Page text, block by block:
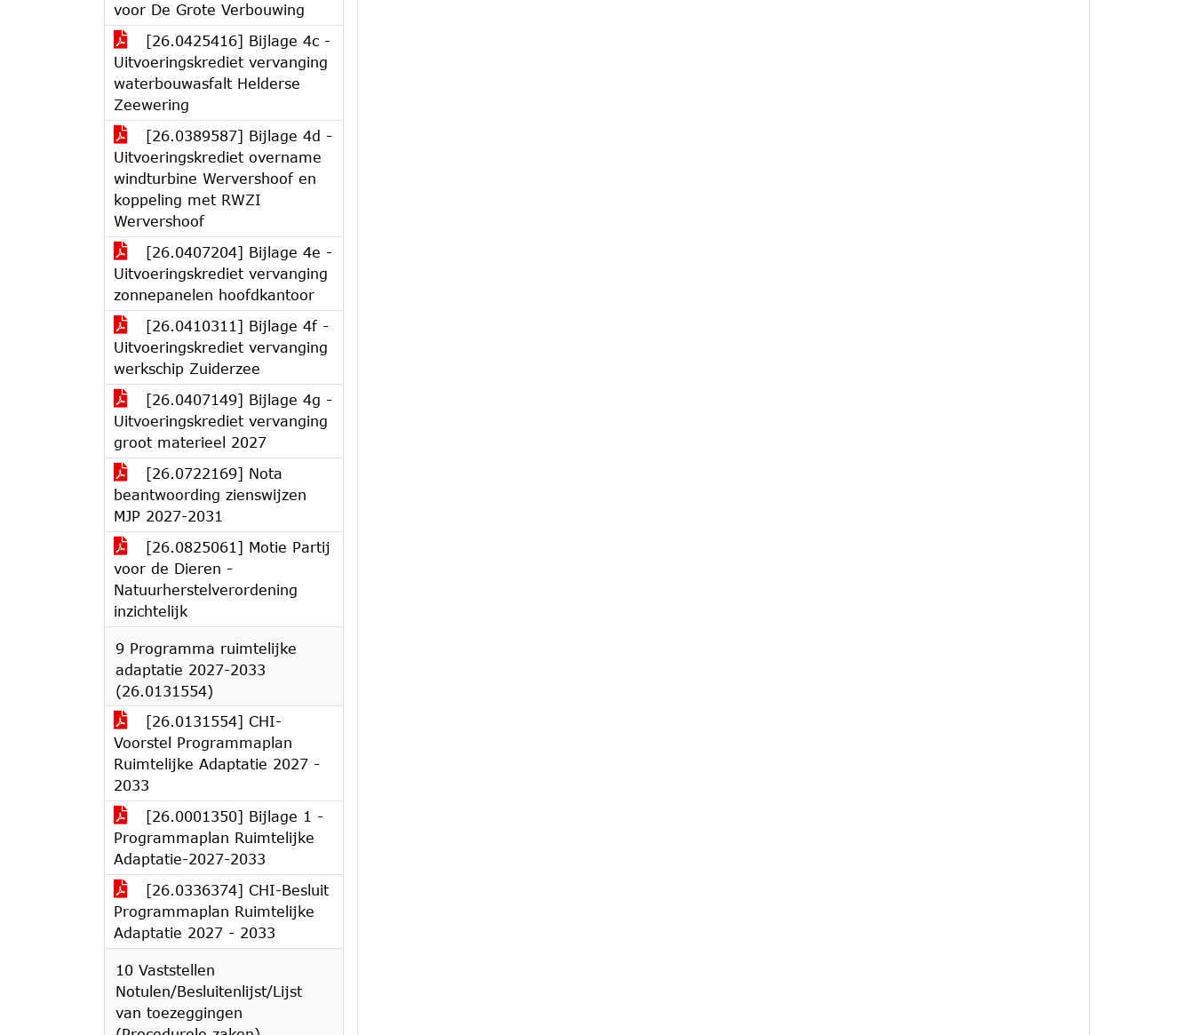
voor De Grote Verbouwing
[26.0425416] Bijlage 4c -
Uitvoeringskrediet vervanging
waterbouwasfalt Helderse
Zeewering
[26.0389587] Bijlage 4d -
Uitvoeringskrediet overname
windturbine Wervershoof en
koppeling met RWZI
Wervershoof
[26.0407204] Bijlage 4e -
Uitvoeringskrediet vervanging
zonnepanelen hoofdkantoor
[26.0410311] Bijlage 4f -
Uitvoeringskrediet vervanging
werkschip Zuiderzee
[26.0407149] Bijlage 4g -
Uitvoeringskrediet vervanging
groot materieel 2027
[26.0722169] Nota
beantwoording zienswijzen
MJP 2027-2031
[26.0825061] Motie Partij
voor de Dieren -
Natuurherstelverordening
inzichtelijk
9 Programma ruimtelijke
adaptatie 2027-2033
(26.0131554)
[26.0131554] CHI-
Voorstel Programmaplan
Ruimtelijke Adaptatie 2027 -
2033
[26.0001350] Bijlage 1 -
Programmaplan Ruimtelijke
Adaptatie-2027-2033
[26.0336374] CHI-Besluit
Programmaplan Ruimtelijke
Adaptatie 2027 - 2033
10 Vaststellen
Notulen/Besluitenlijst/Lijst
van toezeggingen